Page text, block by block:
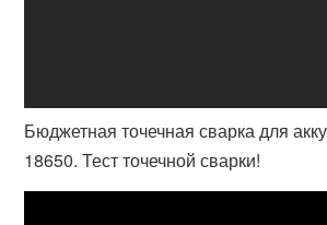
Бюджетная точечная сварка для
18650. Тест точечной сварки!